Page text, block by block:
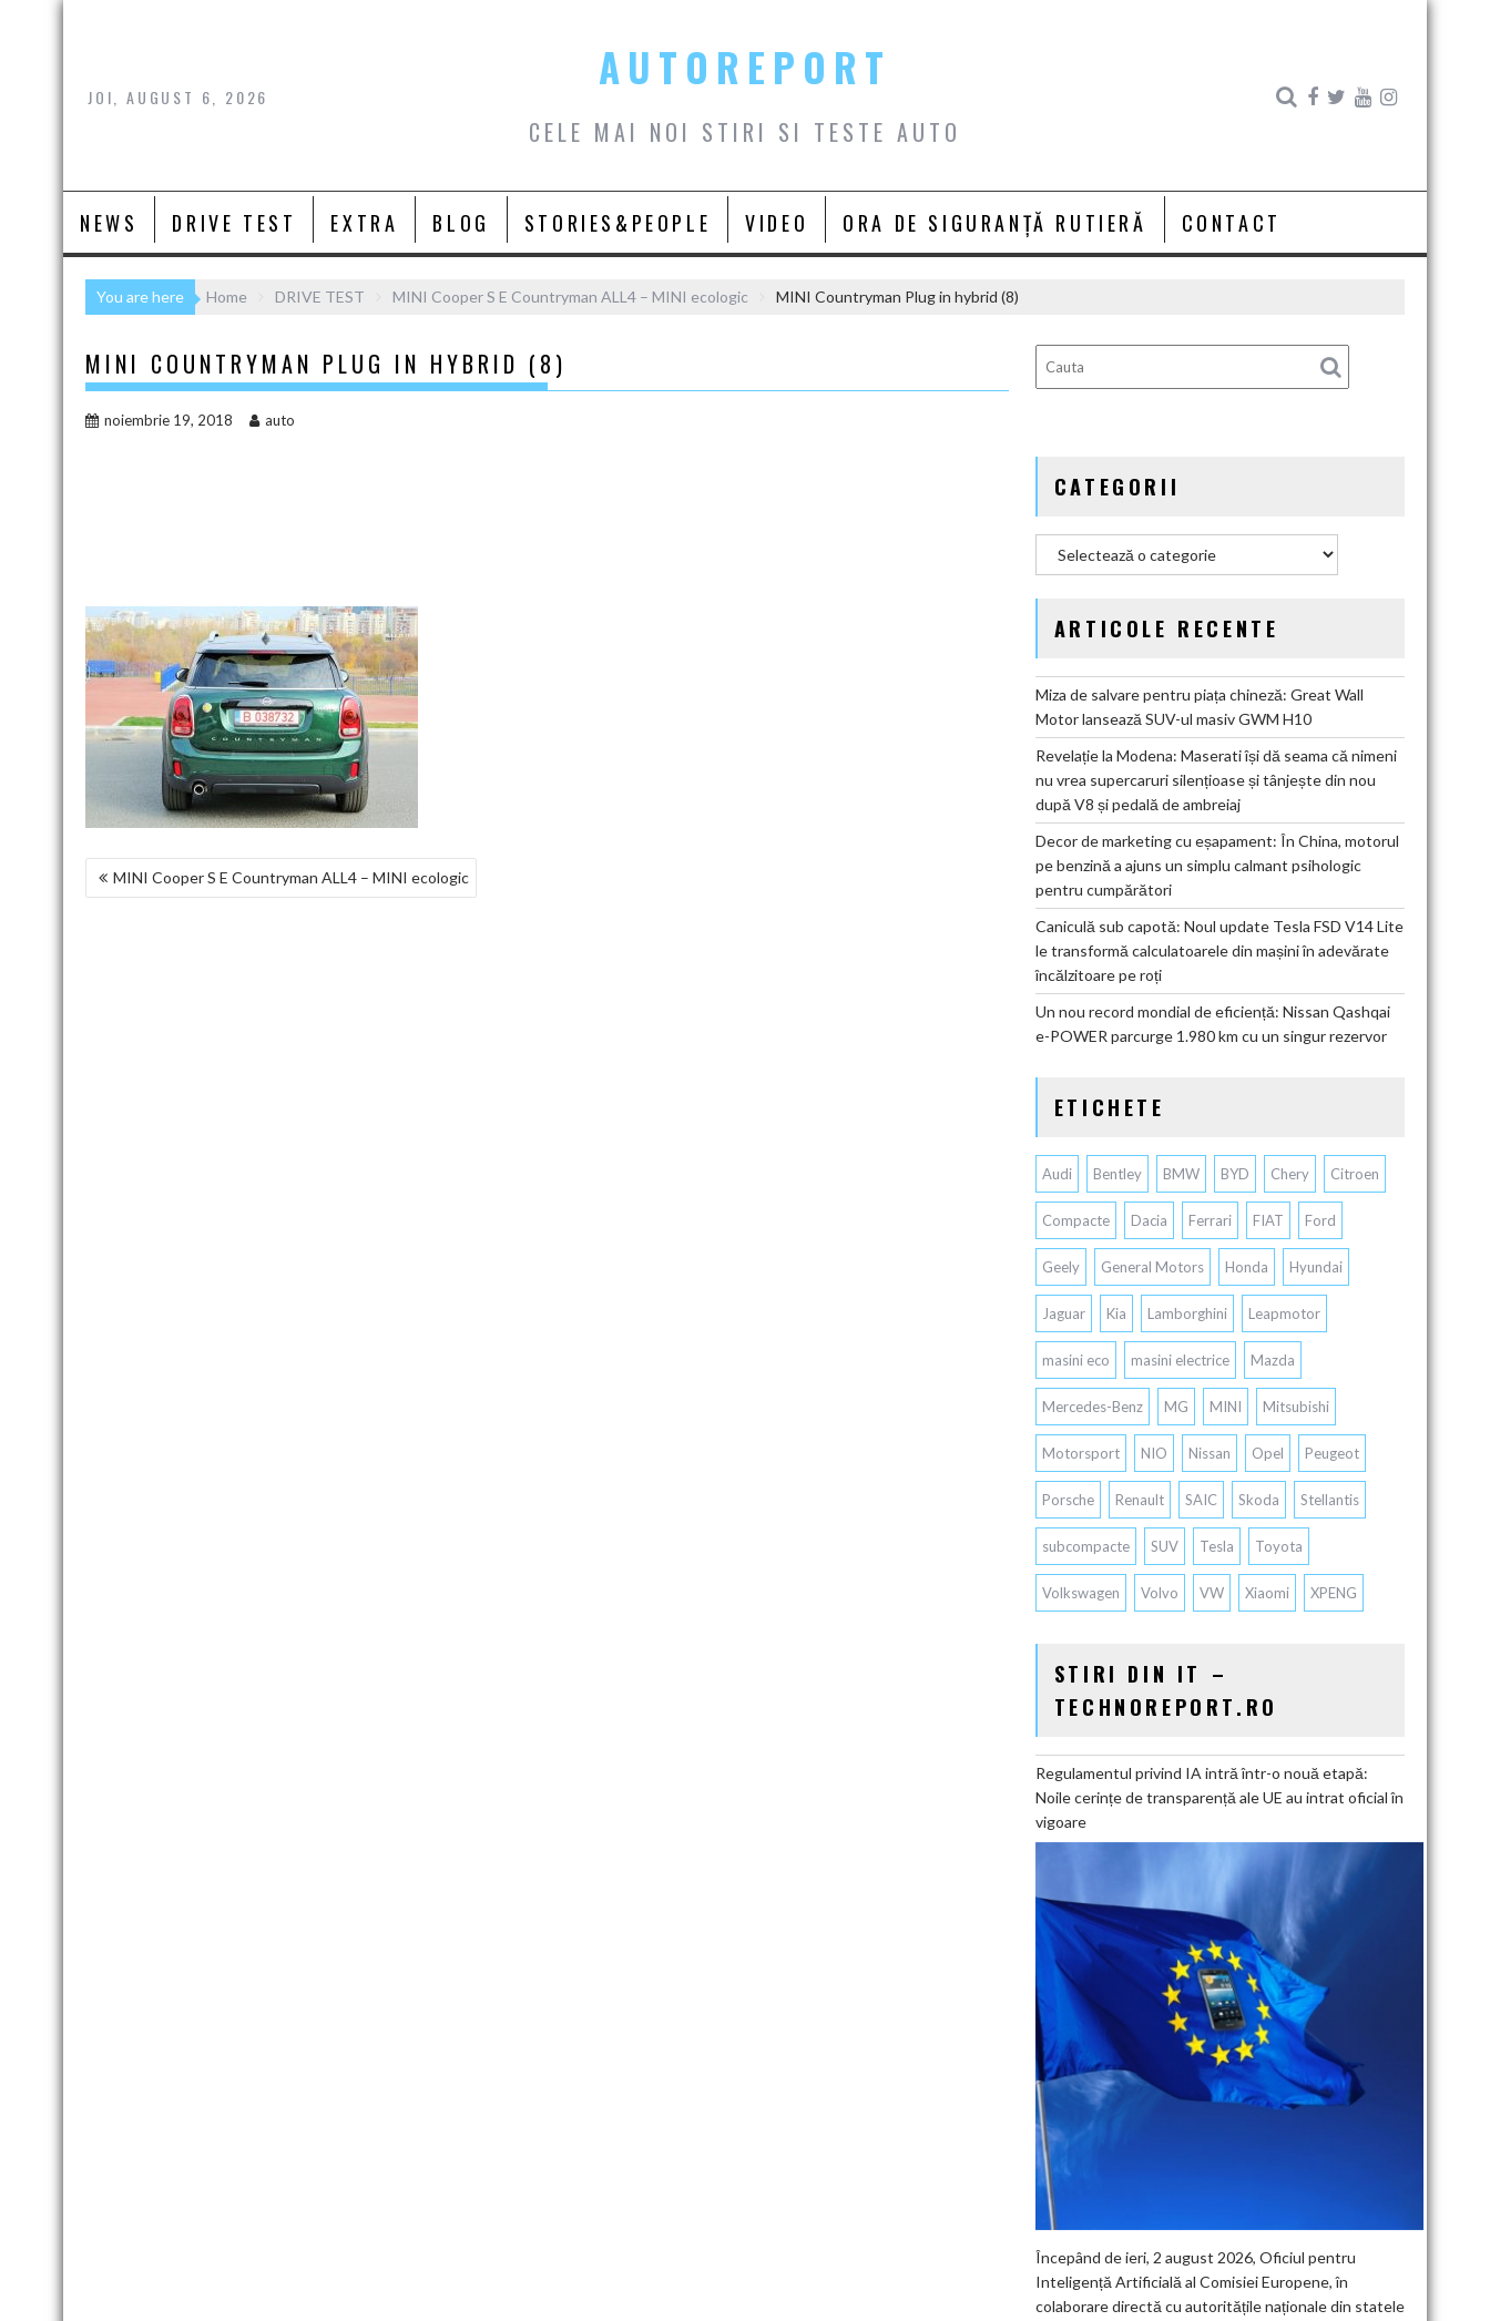
Skip
JOI, AUGUST 6, 2026
AUTOREPORT
CELE MAI NOI STIRI SI TESTE AUTO
NEWS DRIVE TEST EXTRA BLOG STORIES&PEOPLE VIDEO ORA DE SIGURANȚĂ RUTIERĂ CONTACT
You are here Home DRIVE TEST MINI Cooper S E Countryman ALL4 – MINI ecologic MINI Countryman Plug in hybrid (8)
MINI COUNTRYMAN PLUG IN HYBRID (8)
noiembrie 19, 2018 auto
NAVIGARE
MINI Cooper S E Countryman ALL4 – MINI ecologic
CATEGORII
ARTICOLE RECENTE
Miza de salvare pentru piața chineză: Great Wall
Motor lansează SUV-ul masiv GWM H10
Revelație la Modena: Maserati își dă seama că nimeni
nu vrea supercaruri silențioase și tânjește din nou
după V8 și pedală de ambreiaj
Decor de marketing cu eșapament: În China, motorul
pe benzină a ajuns un simplu calmant psihologic
pentru cumpărători
Caniculă sub capotă: Noul update Tesla FSD V14 Lite
le transformă calculatoarele din mașini în adevărate
încălzitoare pe roți
Un nou record mondial de eficiență: Nissan Qashqai
e-POWER parcurge 1.980 km cu un singur rezervor
ETICHETE
Audi Bentley BMW BYD Chery Citroen
Compacte Dacia Ferrari FIAT Ford
Geely General Motors Honda Hyundai
Jaguar Kia Lamborghini Leapmotor
masini eco masini electrice Mazda
Mercedes-Benz MG MINI Mitsubishi
Motorsport NIO Nissan Opel Peugeot
Porsche Renault SAIC Skoda Stellantis
subcompacte SUV Tesla Toyota
Volkswagen Volvo VW Xiaomi XPENG
STIRI DIN IT –
TECHNOREPORT.RO
Regulamentul privind IA intră într-o nouă etapă:
Noile cerințe de transparență ale UE au intrat oficial în
vigoare
Începând de ieri, 2 august 2026, Oficiul pentru
Inteligență Artificială al Comisiei Europene, în
colaborare directă cu autoritățile naționale din statele